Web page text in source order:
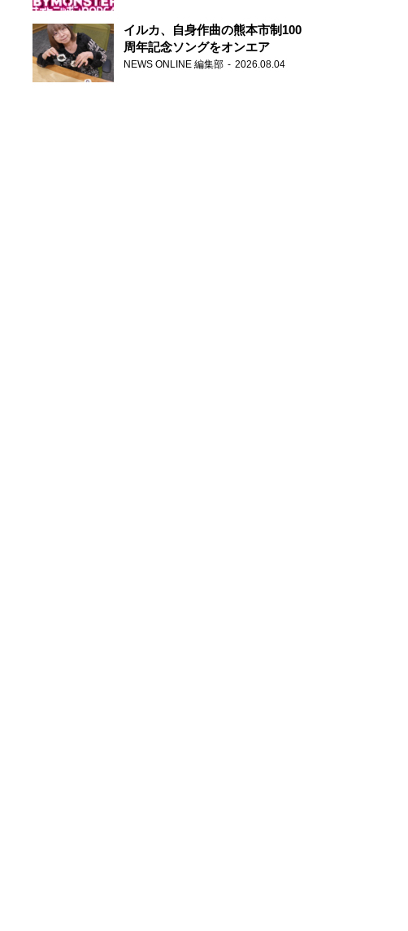
イルカ、自身作曲の熊本市制100
周年記念ソングをオンエア
NEWS ONLINE 編集部 2026.08.04